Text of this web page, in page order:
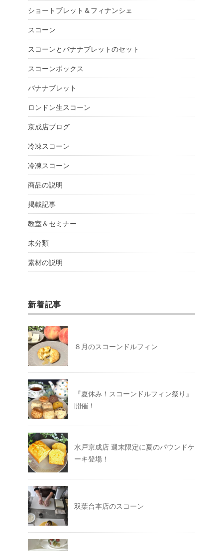
ショートブレット＆フィナンシェ
スコーン
スコーンとバナナブレットのセット
スコーンボックス
バナナブレット
ロンドン生スコーン
京成店ブログ
冷凍スコーン
冷凍スコーン
商品の説明
掲載記事
教室＆セミナー
未分類
素材の説明
新着記事
８月のスコーンドルフィン
『夏休み！スコーンドルフィン祭り』
開催！
水戸京成店 週末限定に夏のパウンドケ
ーキ登場！
双葉台本店のスコーン